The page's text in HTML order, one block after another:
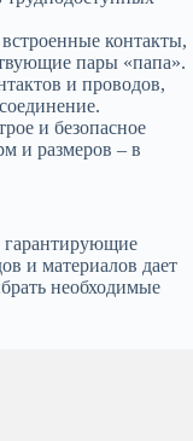
контакты,
пары «папа».
и проводов,
и безопасное
и размеров – в
гарантирующие
и материалов дает
необходимые